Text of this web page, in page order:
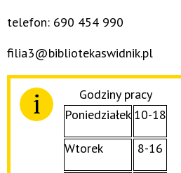
telefon: 690 454 990
filia3@bibliotekaswidnik.pl
Godziny pracy
Poniedziałek 10-18
Wtorek 8-16